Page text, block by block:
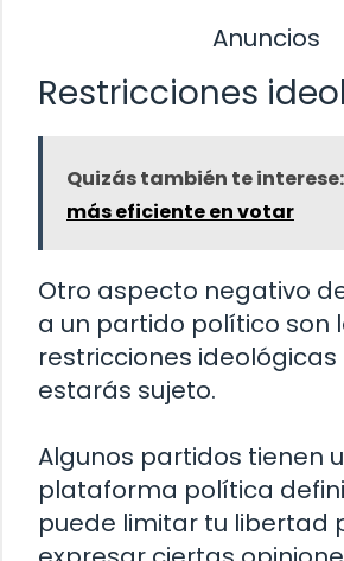
Anuncios
Restricciones
Quizás también te interese:
más eficiente en votar
Otro aspecto negativo
a un partido político son
restricciones ideológicas
estarás sujeto.
Algunos partidos tienen
plataforma política
puede limitar tu libertad